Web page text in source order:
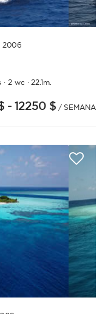
de
de
78 910111213
2006
· 2 wc· 22.1m.
- 12250 $ / SEMANA
8 10 1415 17